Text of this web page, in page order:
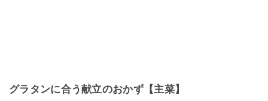
グラタンに合う献立のおかず【主菜】